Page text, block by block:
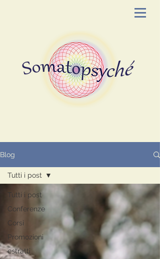
Blog
Tutti i post
Conferenze
Corsi
Promozioni
estratti
Tutti i post